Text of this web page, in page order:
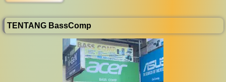
TENTANG BassComp